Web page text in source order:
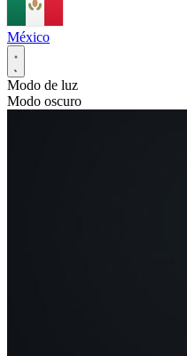
México
Modo de luz
Modo oscuro